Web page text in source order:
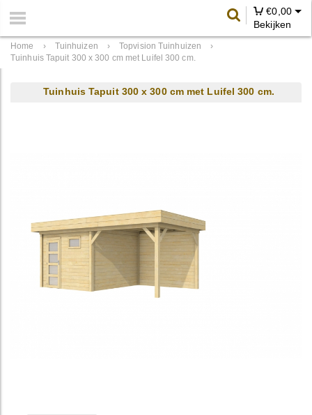
€0,00
Bekijken
Home › Tuinhuizen › Topvision Tuinhuizen
›
Tuinhuis Tapuit 300 x 300 cm met Luifel 300 cm.
Tuinhuis Tapuit 300 x 300 cm met Luifel 300 cm.